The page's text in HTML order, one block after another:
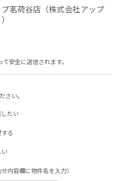
茗荷谷店（株式会社アップ
安全に送信されます。
さい。
たい
る
内容欄に物件名を入力）